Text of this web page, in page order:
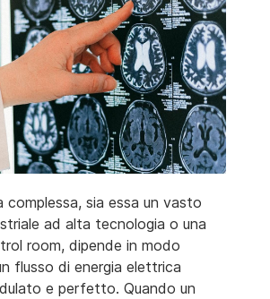
complessa, sia essa un vasto
ad alta tecnologia o una
room, dipende in modo
flusso di energia elettrica
e perfetto. Quando un